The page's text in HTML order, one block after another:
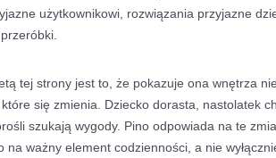
użytkownikowi, rozwiązania przyjazne
tej strony jest to, że pokazuje ona wnętrza
się zmienia. Dziecko dorasta, nastolatek
szukają wygody. Pino odpowiada na te
na ważny element codzienności, a nie